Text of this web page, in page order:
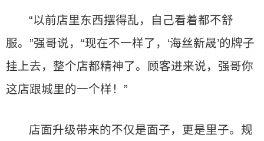
“以前店里东西摆得乱，自己看着都不舒
服。”强哥说，“现在不一样了，‘海丝新晟’的牌子
挂上去，整个店都精神了。顾客进来说，强哥你
这店跟城里的一个样！”
店面升级带来的不仅是面子，更是里子。规